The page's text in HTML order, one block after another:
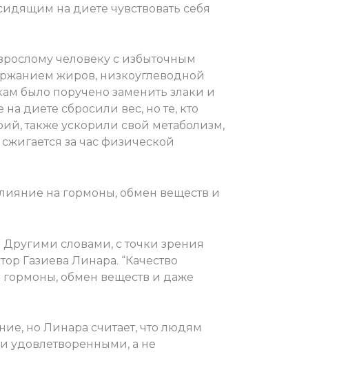
на диете чувствовать себя
человеку с избыточным
жиров, низкоуглеводной
было поручено заменить злаки и
диете сбросили вес, но те, кто
также ускорили свой метаболизм,
за час физической
на гормоны, обмен веществ и
словами, с точки зрения
Газиева Линара. “Качество
гормоны, обмен веществ и даже
но Линара считает, что людям
удовлетворенными, а не